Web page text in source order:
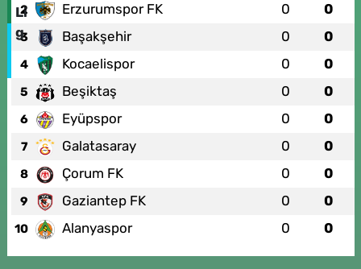
2 Erzurumspor FK 0 0
3 Başakşehir 0 0
4 Kocaelispor 0 0
5 Beşiktaş 0 0
6 Eyüpspor 0 0
7 Galatasaray 0 0
8 Çorum FK 0 0
9 Gaziantep FK 0 0
10 Alanyaspor 0 0